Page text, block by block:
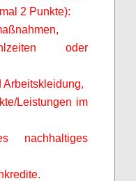
2 Punkte):
oder
Arbeitskleidung,
Leistungen im
nachhaltiges